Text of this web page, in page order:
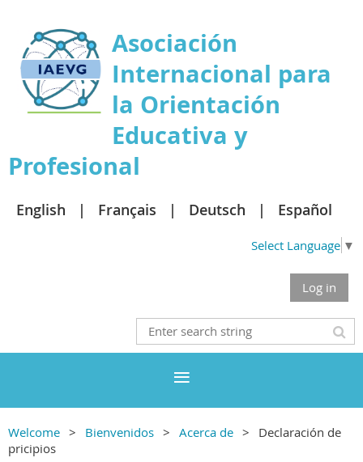
Asociación
Internacional para
la Orientación
Educativa y
Profesional
English Français Deutsch Español
Select Language ▼
Log in
Welcome Bienvenidos Acerca de
Declaración de
pricipios